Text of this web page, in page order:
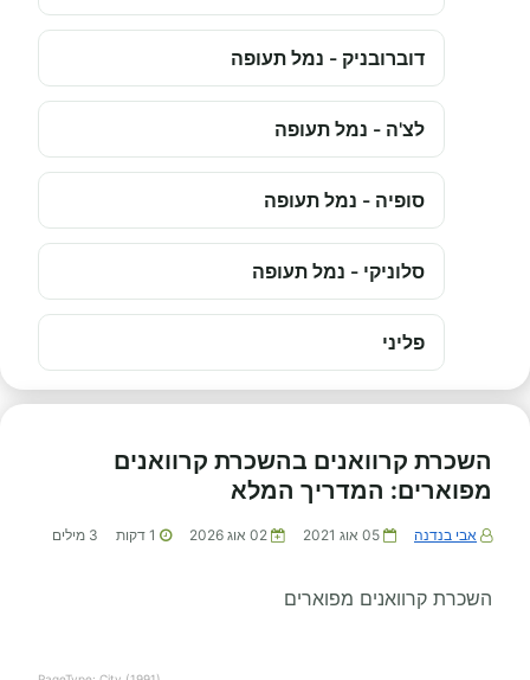
דוברובניק - נמל תעופה
לצ'ה - נמל תעופה
סופיה - נמל תעופה
סלוניקי - נמל תעופה
פליני
השכרת קרוואנים בהשכרת קרוואנים
מפוארים: המדריך המלא
אבי בנדנה 05 אוג 2021 02 אוג 2026 1 דקות 3 מילים
השכרת קרוואנים מפוארים